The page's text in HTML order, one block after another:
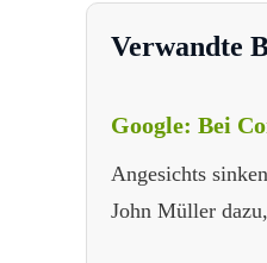
Verwandte
Google: Bei
Angesichts
John Müller